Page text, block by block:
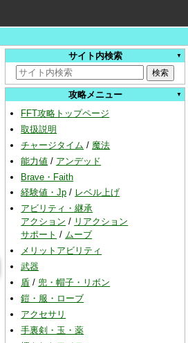
サイト内検索
攻略メニュー
FFT攻略トップページ
取扱説明
チャージタイム / 魔法
能力値 / アンデッド
Brave・Faith
経験値・Jp / レベル上げ
アビリティ・継承
アクション / リアクション
サポート /ムーブ
メリットアビリティ
武器
盾 / 兜・帽子・リボン
鎧・服・ローブ
アクセサリ
手裏剣・玉・薬